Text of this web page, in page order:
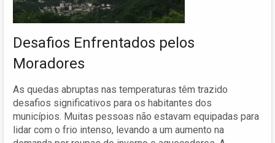
Desafios Enfrentados pelos
Moradores
As quedas abruptas nas temperaturas têm trazido
desafios significativos para os habitantes dos
municípios. Muitas pessoas não estavam equipadas para
lidar com o frio intenso, levando a um aumento na